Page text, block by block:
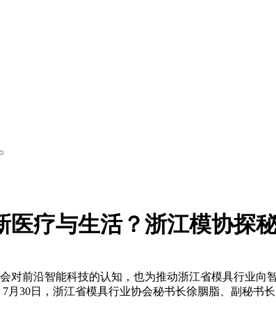
医疗与生活？浙江模协探
对前沿智能科技的认知，也为推动浙江省模具行业向
7月30日，浙江省模具行业协会秘书长徐胭脂、副秘书